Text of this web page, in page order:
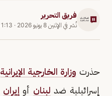
فريق التحرير
نُشر في الإثنين 8 يونيو 2026 · 1:13 ص
حذرت وزارة الخارجية الإيرانية
إسرائيلية ضد لبنان أو إيران